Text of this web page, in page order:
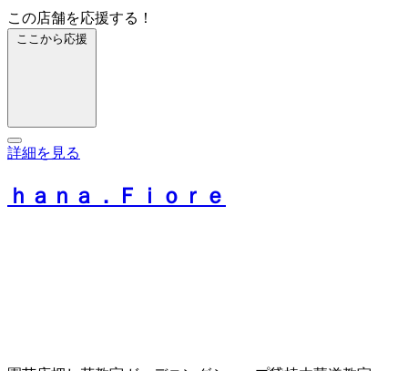
この店舗を応援する！
ここから応援
詳細を見る
ｈａｎａ．Ｆｉｏｒｅ